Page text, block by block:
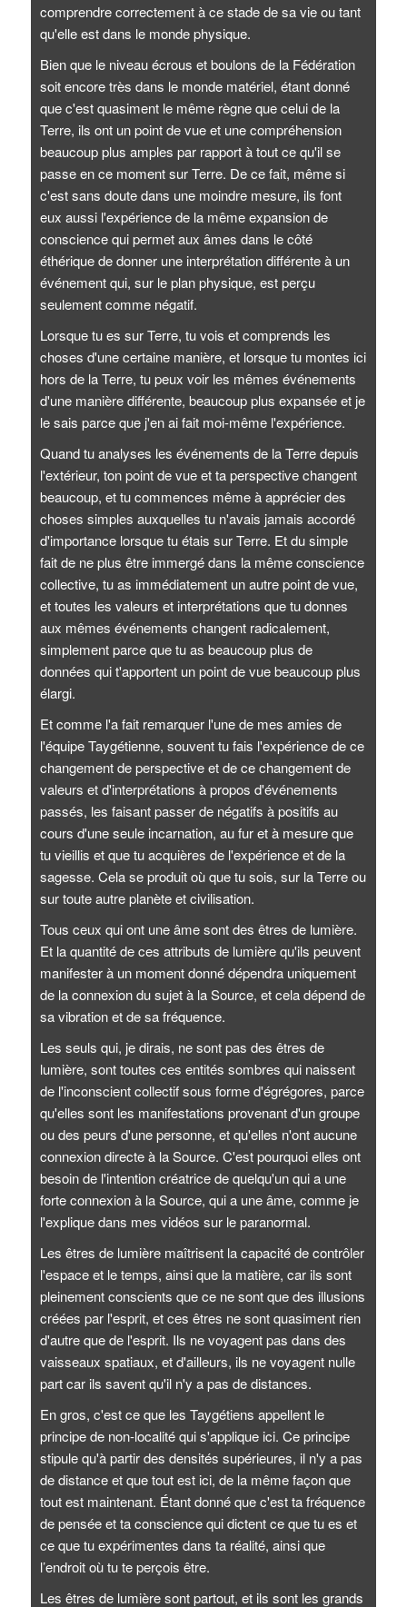
comprendre correctement à ce stade de sa vie ou tant
qu'elle est dans le monde physique.
Bien que le niveau écrous et boulons de la Fédération
soit encore très dans le monde matériel, étant donné
que c'est quasiment le même règne que celui de la
Terre, ils ont un point de vue et une compréhension
beaucoup plus amples par rapport à tout ce qu'il se
passe en ce moment sur Terre. De ce fait, même si
c'est sans doute dans une moindre mesure, ils font
eux aussi l'expérience de la même expansion de
conscience qui permet aux âmes dans le côté
éthérique de donner une interprétation différente à un
événement qui, sur le plan physique, est perçu
seulement comme négatif.
Lorsque tu es sur Terre, tu vois et comprends les
choses d'une certaine manière, et lorsque tu montes ici
hors de la Terre, tu peux voir les mêmes événements
d'une manière différente, beaucoup plus expansée et je
le sais parce que j'en ai fait moi-même l'expérience.
Quand tu analyses les événements de la Terre depuis
l'extérieur, ton point de vue et ta perspective changent
beaucoup, et tu commences même à apprécier des
choses simples auxquelles tu n'avais jamais accordé
d'importance lorsque tu étais sur Terre. Et du simple
fait de ne plus être immergé dans la même conscience
collective, tu as immédiatement un autre point de vue,
et toutes les valeurs et interprétations que tu donnes
aux mêmes événements changent radicalement,
simplement parce que tu as beaucoup plus de
données qui t'apportent un point de vue beaucoup plus
élargi.
Et comme l'a fait remarquer l'une de mes amies de
l'équipe Taygétienne, souvent tu fais l'expérience de ce
changement de perspective et de ce changement de
valeurs et d'interprétations à propos d'événements
passés, les faisant passer de négatifs à positifs au
cours d'une seule incarnation, au fur et à mesure que
tu vieillis et que tu acquières de l'expérience et de la
sagesse. Cela se produit où que tu sois, sur la Terre ou
sur toute autre planète et civilisation.
Tous ceux qui ont une âme sont des êtres de lumière.
Et la quantité de ces attributs de lumière qu'ils peuvent
manifester à un moment donné dépendra uniquement
de la connexion du sujet à la Source, et cela dépend de
sa vibration et de sa fréquence.
Les seuls qui, je dirais, ne sont pas des êtres de
lumière, sont toutes ces entités sombres qui naissent
de l'inconscient collectif sous forme d'égrégores, parce
qu'elles sont les manifestations provenant d'un groupe
ou des peurs d'une personne, et qu'elles n'ont aucune
connexion directe à la Source. C'est pourquoi elles ont
besoin de l'intention créatrice de quelqu'un qui a une
forte connexion à la Source, qui a une âme, comme je
l'explique dans mes vidéos sur le paranormal.
Les êtres de lumière maîtrisent la capacité de contrôler
l'espace et le temps, ainsi que la matière, car ils sont
pleinement conscients que ce ne sont que des illusions
créées par l'esprit, et ces êtres ne sont quasiment rien
d'autre que de l'esprit. Ils ne voyagent pas dans des
vaisseaux spatiaux, et d'ailleurs, ils ne voyagent nulle
part car ils savent qu'il n'y a pas de distances.
En gros, c'est ce que les Taygétiens appellent le
principe de non-localité qui s'applique ici. Ce principe
stipule qu'à partir des densités supérieures, il n'y a pas
de distance et que tout est ici, de la même façon que
tout est maintenant. Étant donné que c'est ta fréquence
de pensée et ta conscience qui dictent ce que tu es et
ce que tu expérimentes dans ta réalité, ainsi que
l’endroit où tu te perçois être.
Les êtres de lumière sont partout, et ils sont les grands